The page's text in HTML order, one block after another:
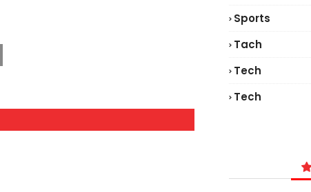
Sports
Tach
Tech
Tech